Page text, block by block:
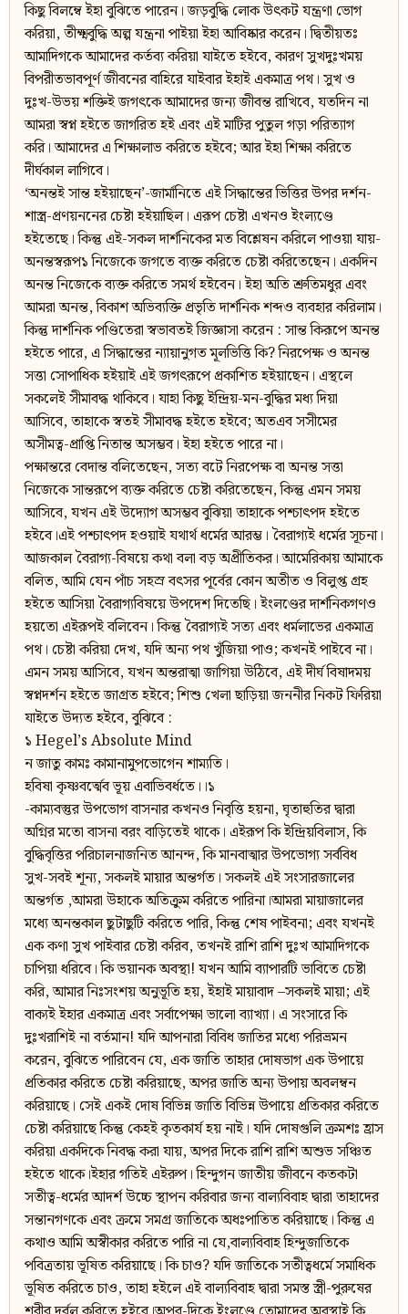
কিছু বিলম্বে ইহা বুঝিতে পারেন। জড়বুদ্ধি লোক উৎকট যন্ত্রণা ভোগ
করিয়া, তীক্ষ্মবুদ্ধি অল্প যন্ত্রনা পাইয়া ইহা আবিষ্কার করেন। দ্বিতীয়তঃ
আমাদিগকে আমাদের কর্তব্য করিয়া যাইতে হইবে, কারণ সুখদুঃখময়
বিপরীতভাবপূর্ণ জীবনের বাহিরে যাইবার ইহাই একমাত্র পথ। সুখ ও
দুঃখ-উভয় শক্তিই জগৎকে আমাদের জন্য জীবন্ত রাখিবে, যতদিন না
আমরা স্বপ্ন হইতে জাগরিত হই এবং এই মাটির পুতুল গড়া পরিত্যাগ
করি। আমাদের এ শিক্ষালাভ করিতে হইবে; আর ইহা শিক্ষা করিতে
দীর্ঘকাল লাগিবে।
‘অনন্তই সান্ত হইয়াছেন’-জার্মানিতে এই সিদ্ধান্তের ভিত্তির উপর দর্শন-
শাস্ত্র-প্রণয়ননের চেষ্টা হইয়াছিল। এরূপ চেষ্টা এখনও ইংল্যণ্ডে
হইতেছে। কিন্তু এই-সকল দার্শনিকের মত বিশ্লেষন করিলে পাওয়া যায়-
অনন্তস্বরূপ১ নিজেকে জগতে ব্যক্ত করিতে চেষ্টা করিতেছেন। একদিন
অনন্ত নিজেকে ব্যক্ত করিতে সমর্থ হইবেন। ইহা অতি শ্রুতিমধুর এবং
আমরা অনন্ত, বিকাশ অভিব্যক্তি প্রভৃতি দার্শনিক শব্দও ব্যবহার করিলাম।
কিন্তু দার্শনিক পণ্ডিতেরা স্বভাবতই জিজ্ঞাসা করেন : সান্ত কিরূপে অনন্ত
হইতে পারে, এ সিদ্ধান্তের ন্যায়ানুগত মূলভিত্তি কি? নিরপেক্ষ ও অনন্ত
সত্তা সোপাধিক হইয়াই এই জগৎরূপে প্রকাশিত হইয়াছেন। এস্থলে
সকলেই সীমাবদ্ধ থাকিবে। যাহা কিছু ইন্দ্রিয়-মন-বুদ্ধির মধ্য দিয়া
আসিবে, তাহাকে স্বতই সীমাবদ্ধ হইতে হইবে; অতএব সসীমের
অসীমত্ব-প্রাপ্তি নিতান্ত অসম্ভব। ইহা হইতে পারে না।
পক্ষান্তরে বেদান্ত বলিতেছেন, সত্য বটে নিরপেক্ষ বা অনন্ত সত্তা
নিজেকে সান্তরূপে ব্যক্ত করিতে চেষ্টা করিতেছেন, কিন্তু এমন সময়
আসিবে, যখন এই উদ্যোগ অসম্ভব বুঝিয়া তাহাকে পশ্চাৎপদ হইতে
হইবে।এই পশ্চাৎপদ হওয়াই যথার্থ ধর্মের আরম্ভ। বৈরাগ্যই ধর্মের সূচনা।
আজকাল বৈরাগ্য-বিষয়ে কথা বলা বড় অপ্রীতিকর। আমেরিকায় আমাকে
বলিত, আমি যেন পাঁচ সহস্র বৎসর পূর্বের কোন অতীত ও বিলুপ্ত গ্রহ
হইতে আসিয়া বৈরাগ্যবিষয়ে উপদেশ দিতেছি। ইংলণ্ডের দার্শনিকগণও
হয়তো এইরূপই বলিবেন। কিন্তু বৈরাগ্যই সত্য এবং ধর্মলাভের একমাত্র
পথ। চেষ্টা করিয়া দেখ, যদি অন্য পথ খুঁজিয়া পাও; কখনই পাইবে না।
এমন সময় আসিবে, যখন অন্তরাত্মা জাগিয়া উঠিবে, এই দীর্ঘ বিষাদময়
স্বপ্নদর্শন হইতে জাগ্রত হইবে; শিশু খেলা ছাড়িয়া জননীর নিকট ফিরিয়া
যাইতে উদ্যত হইবে, বুঝিবে :
১ Hegel’s Absolute Mind
ন জাতু কামঃ কামানামুপভোগেন শাম্যতি।
হবিষা কৃষ্ণবর্ত্মেব ভূয় এবাভিবর্ধতে।।১
-কাম্যবস্তুর উপভোগ বাসনার কখনও নিবৃত্তি হয়না, ঘৃতাহুতির দ্বারা
অগ্নির মতো বাসনা বরং বাড়িতেই থাকে। এইরূপ কি ইন্দ্রিয়বিলাস, কি
বুদ্ধিবৃত্তির পরিচালনাজনিত আনন্দ, কি মানবাত্মার উপভোগ্য সর্ববিধ
সুখ-সবই শূন্য, সকলই মায়ার অন্তর্গত। সকলই এই সংসারজালের
অন্তর্গত ,আমরা উহাকে অতিক্রুম করিতে পারিনা।আমরা মায়াজালের
মধ্যে অনন্তকাল ছুটাছুটি করিতে পারি, কিন্তু শেষ পাইবনা; এবং যখনই
এক কণা সুখ পাইবার চেষ্টা করিব, তখনই রাশি রাশি দুঃখ আমাদিগকে
চাপিয়া ধরিবে। কি ভয়ানক অবস্থা! যখন আমি ব্যাপারটি ভাবিতে চেষ্টা
করি, আমার নিঃসংশয় অনুভূতি হয়, ইহাই মায়াবাদ –সকলই মায়া; এই
বাক্যই ইহার একমাত্র এবং সর্বাপেক্ষা ভালো ব্যাখ্যা। এ সংসারে কি
দুঃখরাশিই না বর্তমান! যদি আপনারা বিবিধ জাতির মধ্যে পরিভ্রমন
করেন, বুঝিতে পারিবেন যে, এক জাতি তাহার দোষভাগ এক উপায়ে
প্রতিকার করিতে চেষ্টা করিয়াছে, অপর জাতি অন্য উপায় অবলম্বন
করিয়াছে। সেই একই দোষ বিভিন্ন জাতি বিভিন্ন উপায়ে প্রতিকার করিতে
চেষ্টা করিয়াছে কিন্তু কেহই কৃতকার্য হয় নাই। যদি দোষগুলি ক্রমশঃ হ্রাস
করিয়া একদিকে নিবদ্ধ করা যায়, অপর দিকে রাশি রাশি অশুভ সঞ্চিত
হইতে থাকে।ইহার গতিই এইরুপ। হিন্দুগন জাতীয় জীবনে কতকটা
সতীত্ব-ধর্মের আদর্শ উচ্চে স্থাপন করিবার জন্য বাল্যবিবাহ দ্বারা তাহাদের
সন্তানগণকে এবং ক্রমে সমগ্র জাতিকে অধঃপাতিত করিয়াছে। কিন্তু এ
কথাও আমি অস্বীকার করিতে পারি না যে,বাল্যবিবাহ হিন্দুজাতিকে
পবিত্রতায় ভূষিত করিয়াছে। কি চাও? যদি জাতিকে সতীত্বধর্মে সমাধিক
ভূষিত করিতে চাও, তাহা হইলে এই বাল্যবিবাহ দ্বারা সমস্ত স্ত্রী-পুরুষের